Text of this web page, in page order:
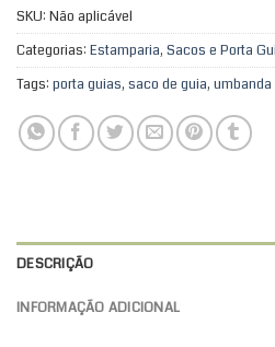
SKU: Não aplicável
Categorias: Estamparia, Sacos e Porta
Tags: porta guias, saco de guia, umbanda
DESCRIÇÃO
INFORMAÇÃO ADICIONAL